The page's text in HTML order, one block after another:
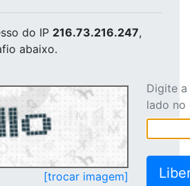
do IP 216.73.216.247,
abaixo.
[trocar imagem]
Digite
lado no